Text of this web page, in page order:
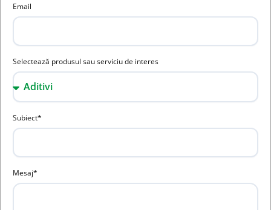
Email
Selectează produsul sau serviciu de interes
Subiect*
Mesaj*